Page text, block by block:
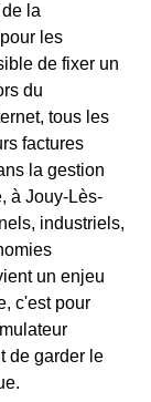
la
les
de fixer un
du
tous les
factures
la gestion
à Jouy-Lès-
industriels,
un enjeu
c'est pour
de garder le